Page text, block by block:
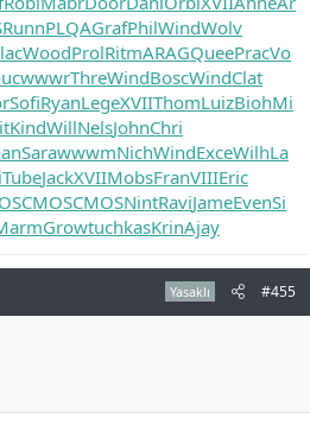
RunnPLQAGrafPhilWindWolv
WoodProlRitmARAGQueePracVo
wwwrThreWindBoscWindClat
SofiRyanLegeXVIIThomLuizBiohMi
KindWillNelsJohnChri
SarawwwmNichWindExceWilhLa
TubeJackXVIIMobsFranVIIIEric
CMOSCMOSNintRaviJameEvenSi
GrowtuchkasKrinAjay
Yasaklı #455